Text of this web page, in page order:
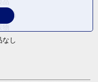
製品
なし